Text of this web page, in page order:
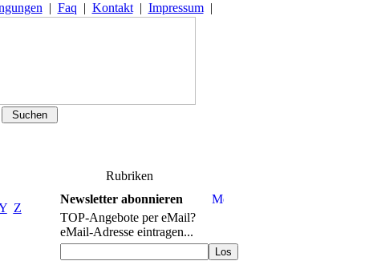
| Faq | Kontakt| Impressum|
Z
Rubriken
Newsletter abonnieren
TOP-Angebote per eMail?
eMail-Adresse eintragen...